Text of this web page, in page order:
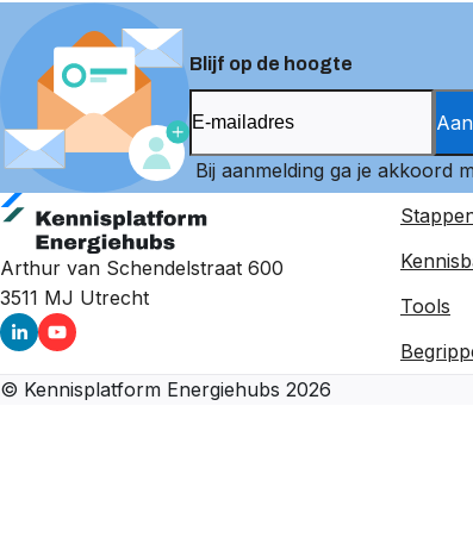
Blijf op de hoogte
Bij aanmelding ga je akkoord
Arthur van Schendelstraat 600
3511 MJ Utrecht
Tools
© Kennisplatform Energiehubs 2026